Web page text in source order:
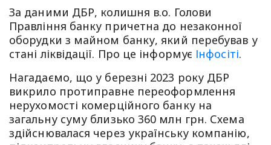
За даними ДБР, колишня в.о. Голови
Правління банку причетна до незаконної
оборудки з майном банку, який перебував у
стані ліквідації. Про це інформує Інфосіті.
Нагадаємо, що у березні 2023 року ДБР
викрило протиправне переоформлення
нерухомості комерційного банку на
загальну суму близько 360 млн грн. Схема
здійснювалася через українську компанію,